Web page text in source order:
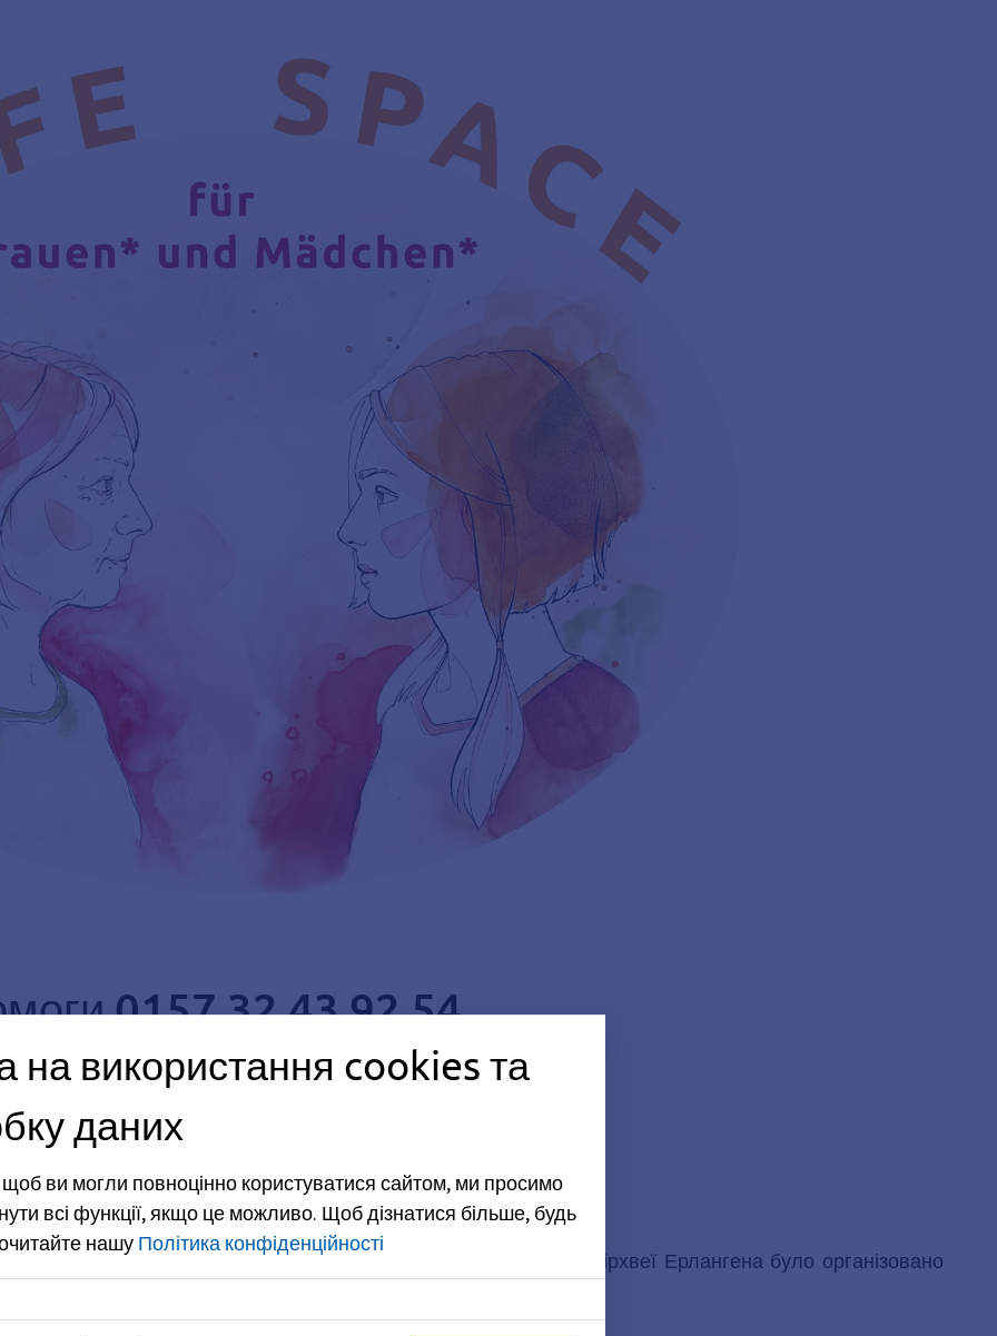
0157 32 43 92 54
24.00 години
e.V. (жіночим колл-центром екстреної допомоги) у Бергкірхвеї Ерлангена було організовано
Безпечний простір для жінок* та дівчат*.
на використання cookies та
даних
ви могли повноцінно користуватися сайтом, ми просимо
всі функції, якщо це можливо. Щоб дізнатися більше, будь
нашу Політика конфіденційності